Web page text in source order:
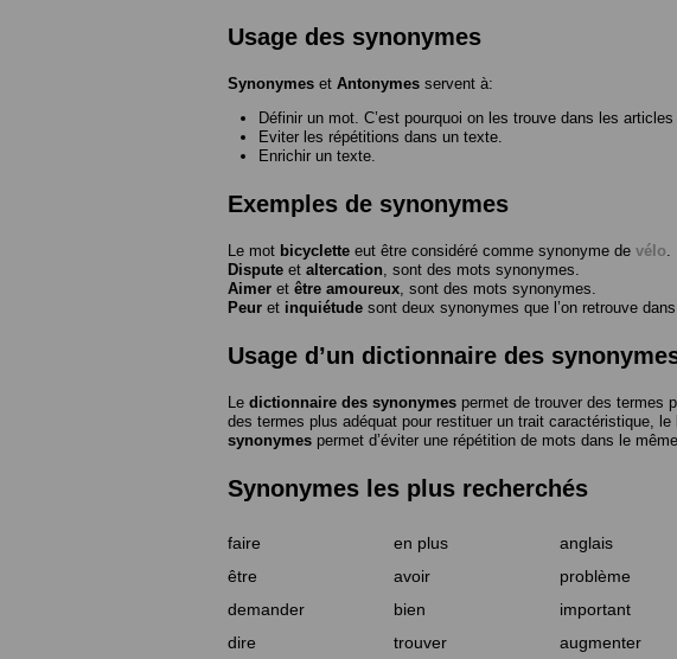
Usage des synonymes
Synonymes et Antonymes servent à:
Définir un mot. C’est pourquoi on les trouve dans les articles
Eviter les répétitions dans un texte.
Enrichir un texte.
Exemples de synonymes
Le mot bicyclette eut être considéré comme synonyme de vélo
Dispute et altercation , sont des mots synonymes.
Aimer et être amoureux , sont des mots synonymes.
Peur et inquiétude sont deux synonymes que l’on retrouve
Usage d’un dictionnaire des
Le dictionnaire des synonymes permet de trouver des termes
des termes plus adéquat pour restituer un trait caractéristique,
synonymes permet d’éviter une répétition de mots dans le
Synonymes les plus recherchés
faire en plus anglais
être
avoir problème
demander
bien important
dire
trouver augmenter